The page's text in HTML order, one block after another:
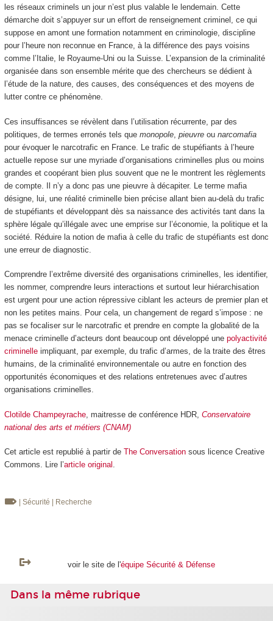
les réseaux criminels un jour n’est plus valable le lendemain. Cette
démarche doit s’appuyer sur un effort de renseignement criminel, ce qui
suppose en amont une formation notamment en criminologie, discipline
pour l’heure non reconnue en France, à la différence des pays voisins
comme l’Italie, le Royaume-Uni ou la Suisse. L’expansion de la criminalité
organisée dans son ensemble mérite que des chercheurs se dédient à
l’étude de la nature, des causes, des conséquences et des moyens de
lutter contre ce phénomène.
Ces insuffisances se révèlent dans l’utilisation récurrente, par des
politiques, de termes erronés tels que monopole, pieuvreou narcomafia
pour évoquer le narcotrafic en France. Le trafic de stupéfiants à l’heure
actuelle repose sur une myriade d’organisations criminelles plus ou moins
grandes et coopérant bien plus souvent que ne le montrent les règlements
de compte. Il n’y a donc pas une pieuvre à décapiter. Le terme mafia
désigne, lui, une réalité criminelle bien précise allant bien au-delà du trafic
de stupéfiants et développant dès sa naissance des activités tant dans la
sphère légale qu’illégale avec une emprise sur l’économie, la politique et la
société. Réduire la notion de mafia à celle du trafic de stupéfiants est donc
une erreur de diagnostic.
Comprendre l’extrême diversité des organisations criminelles, les identifier,
les nommer, comprendre leurs interactions et surtout leur hiérarchisation
est urgent pour une action répressive ciblant les acteurs de premier plan et
non les petites mains. Pour cela, un changement de regard s’impose : ne
pas se focaliser sur le narcotrafic et prendre en compte la globalité de la
menace criminelle d’acteurs dont beaucoup ont développé une polyactivité
criminelleimpliquant, par exemple, du trafic d’armes, de la traite des êtres
humains, de la criminalité environnementale ou autre en fonction des
opportunités économiques et des relations entretenues avec d’autres
organisations criminelles.
Clotilde Champeyrache, maitresse de conférence HDR, Conservatoire
national des arts et métiers (CNAM)
Cet article est republié à partir de The Conversationsous licence Creative
Commons. Lire l’article original .
| Sécurité | Recherche
voir le site de l'équipe Sécurité & Défense
Dans la même rubrique